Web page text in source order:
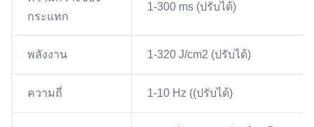
กระแทก
1-300 ms (ปรับได้)
พลังงาน 1-320 J/cm2 (ปรับได้)
ความถี่ 1-10 Hz ((ปรับได้)